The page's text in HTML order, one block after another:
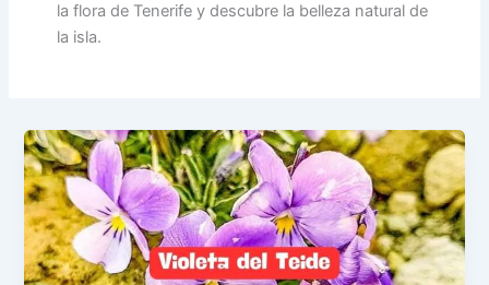
la flora de Tenerife y descubre la belleza natural de
la isla.